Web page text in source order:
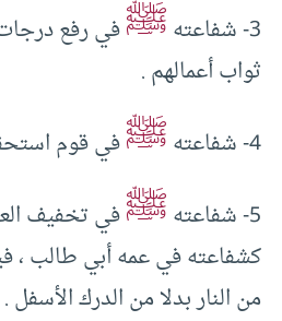
3- شفاعته
ﷺفي رفع
ثواب أعمالهم .
4- شفاعته
ﷺفي قوم
5- شفاعته
ﷺفي تخفيف
كشفاعته في عمه أبي طالب
من النار بدلا من الدرك الأسفل .